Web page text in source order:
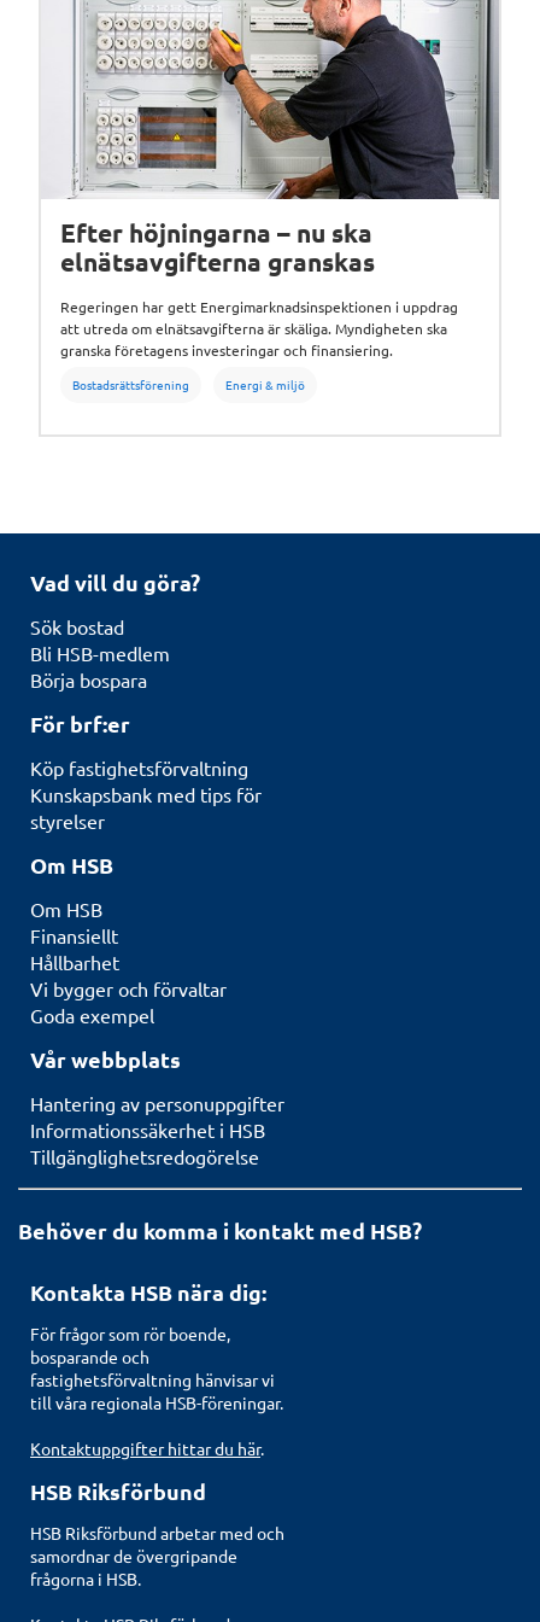
Efter höjningarna – nu ska
elnätsavgifterna granskas
Regeringen har gett Energimarknadsinspektionen i uppdrag
att utreda om elnätsavgifterna är skäliga. Myndigheten ska
granska företagens investeringar och finansiering.
Bostadsrättsförening Energi & miljö
Vad vill du göra?
Sök bostad
Bli HSB-medlem
Börja bospara
För brf:er
Köp fastighetsförvaltning
Kunskapsbank med tips för
styrelser
Om HSB
Om HSB
Finansiellt
Hållbarhet
Vi bygger och förvaltar
Goda exempel
Vår webbplats
Hantering av personuppgifter
Informationssäkerhet i HSB
Tillgänglighetsredogörelse
Behöver du komma i kontakt med HSB?
Kontakta HSB nära dig:
För frågor som rör boende,
bosparande och
fastighetsförvaltning hänvisar vi
till våra regionala HSB-föreningar.
Kontaktuppgifter hittar du här.
HSB Riksförbund
HSB Riksförbund arbetar med och
samordnar de övergripande
frågorna i HSB.